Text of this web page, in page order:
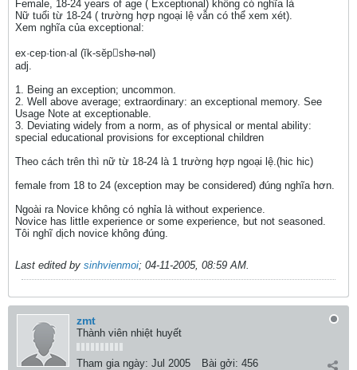
Female, 18-24 years of age ( Exceptional) không có nghĩa là
Nữ tuổi từ 18-24 ( trường hợp ngoại lệ vẫn có thể xem xét).
Xem nghĩa của exceptional:
ex·cep·tion·al (ĭk-sĕpshə-nəl)
adj.
1. Being an exception; uncommon.
2. Well above average; extraordinary: an exceptional memory. See
Usage Note at exceptionable.
3. Deviating widely from a norm, as of physical or mental ability:
special educational provisions for exceptional children
Theo cách trên thì nữ từ 18-24 là 1 trường hợp ngoại lệ.(hic hic)
female from 18 to 24 (exception may be considered) đúng nghĩa hơn.
Ngoài ra Novice không có nghỉa là without experience.
Novice has little experience or some experience, but not seasoned.
Tôi nghĩ dịch novice không đúng.
Last edited by sinhvienmoi; 04-11-2005, 08:59 AM.
zmt
Thành viên nhiệt huyết
Tham gia ngày: Jul 2005 Bài gởi: 456